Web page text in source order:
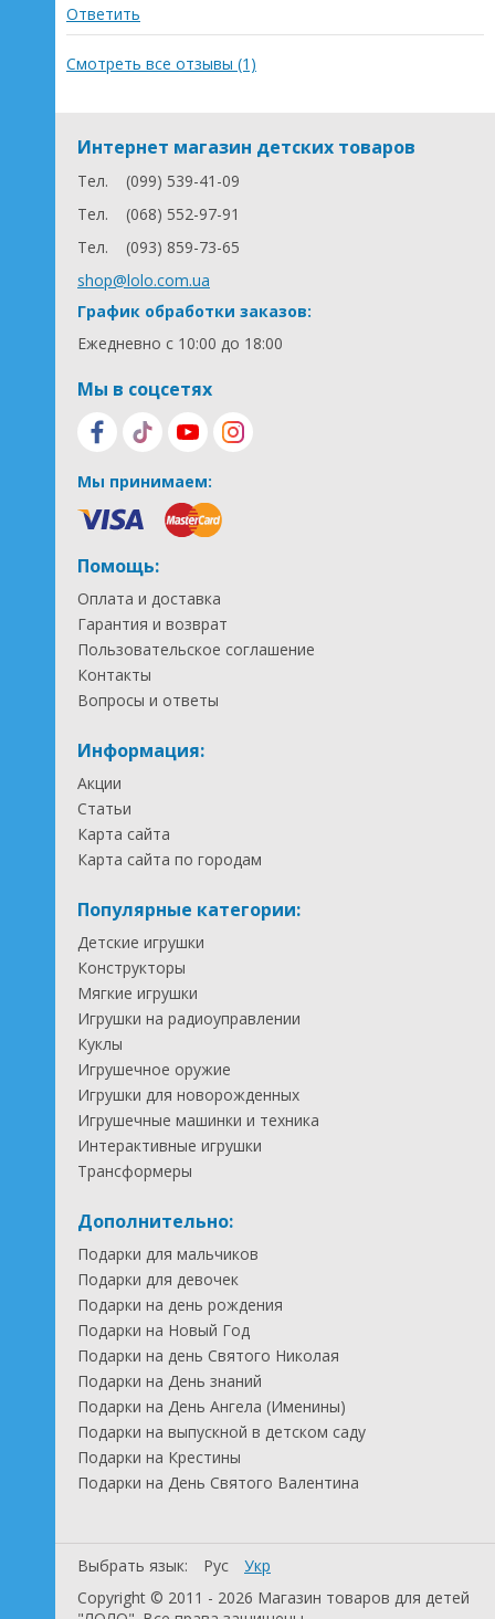
Ответить
Смотреть все отзывы (1)
Интернет магазин детских товаров
Тел.
(099) 539-41-09
Тел.
(068) 552-97-91
Тел.
(093) 859-73-65
shop@lolo.com.ua
График обработки заказов:
Ежедневно с 10:00 до 18:00
Мы в соцсетях
Мы принимаем:
Помощь:
Оплата и доставка
Гарантия и возврат
Пользовательское соглашение
Контакты
Вопросы и ответы
Информация:
Акции
Статьи
Карта сайта
Карта сайта по городам
Популярные категории:
Детские игрушки
Конструкторы
Мягкие игрушки
Игрушки на радиоуправлении
Куклы
Игрушечное оружие
Игрушки для новорожденных
Игрушечные машинки и техника
Интерактивные игрушки
Трансформеры
Дополнительно:
Подарки для мальчиков
Подарки для девочек
Подарки на день рождения
Подарки на Новый Год
Подарки на день Святого Николая
Подарки на День знаний
Подарки на День Ангела (Именины)
Подарки на выпускной в детском саду
Подарки на Крестины
Подарки на День Святого Валентина
Выбрать язык: Рус
Укр
Copyright © 2011 - 2026 Магазин товаров для детей